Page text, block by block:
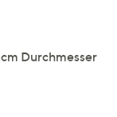
Durchmesser